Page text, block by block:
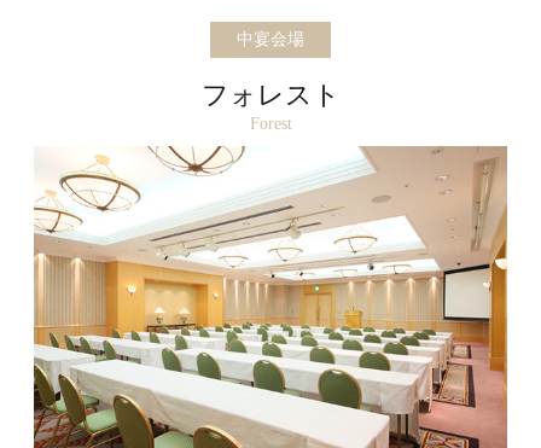
中宴会場
フォレスト
Forest